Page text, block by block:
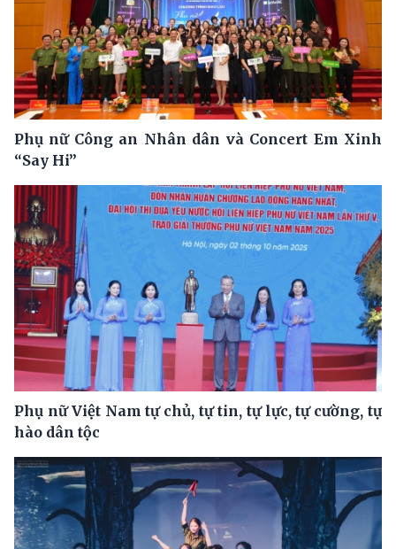
Phụ nữ Công an Nhân dân và Concert Em Xinh
“Say Hi”
Phụ nữ Việt Nam tự chủ, tự tin, tự lực, tự cường, tự
hào dân tộc